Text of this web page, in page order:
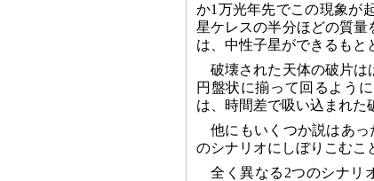
か1万光年先でこの現象が
星ケレスの半分ほどの質
は、中性子星ができるもと
破壊された天体の破片は
円盤状に揃って回るよう
は、時間差で吸い込まれた
他にもいくつか説はあ
のシナリオにしぼりこむこ
全く異なる2つのシナリ